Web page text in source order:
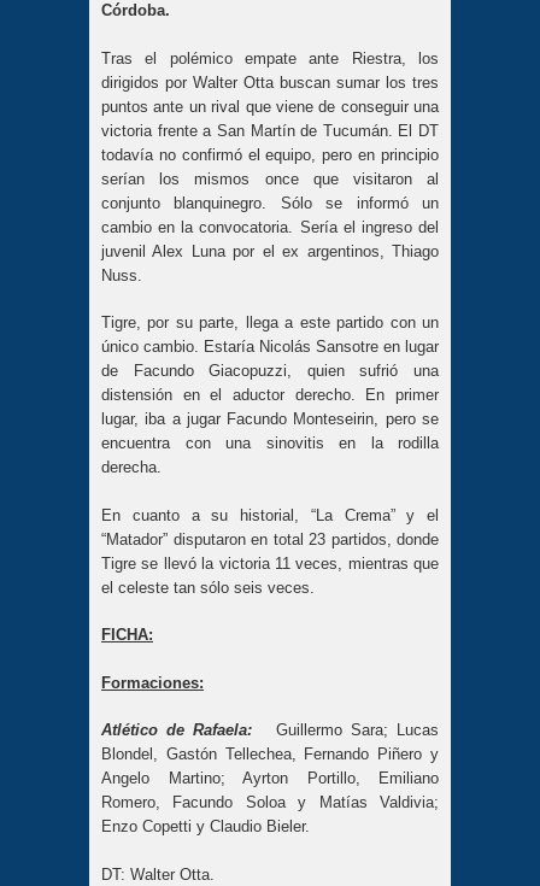
Córdoba.
Tras el polémico empate ante Riestra, los
dirigidos por Walter Otta buscan sumar los tres
puntos ante un rival que viene de conseguir una
victoria frente a San Martín de Tucumán. El DT
todavía no confirmó el equipo, pero en principio
serían los mismos once que visitaron al
conjunto blanquinegro. Sólo se informó un
cambio en la convocatoria. Sería el ingreso del
juvenil Alex Luna por el ex argentinos, Thiago
Nuss.
Tigre, por su parte, llega a este partido con un
único cambio. Estaría Nicolás Sansotre en lugar
de Facundo Giacopuzzi, quien sufrió una
distensión en el aductor derecho. En primer
lugar, iba a jugar Facundo Monteseirin, pero se
encuentra con una sinovitis en la rodilla
derecha.
En cuanto a su historial, “La Crema” y el
“Matador” disputaron en total 23 partidos, donde
Tigre se llevó la victoria 11 veces, mientras que
el celeste tan sólo seis veces.
FICHA:
Formaciones:
Atlético de Rafaela:
Guillermo Sara; Lucas
Blondel, Gastón Tellechea, Fernando Piñero y
Angelo Martino; Ayrton Portillo, Emiliano
Romero, Facundo Soloa y Matías Valdivia;
Enzo Copetti y Claudio Bieler.
DT: Walter Otta.